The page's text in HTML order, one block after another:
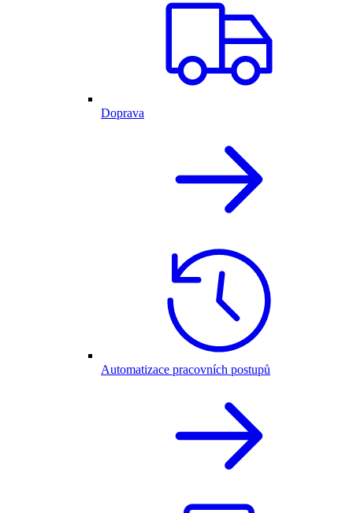
Doprava
Automatizace pracovních postupů